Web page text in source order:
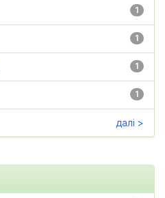
1
1
1
1
далі >